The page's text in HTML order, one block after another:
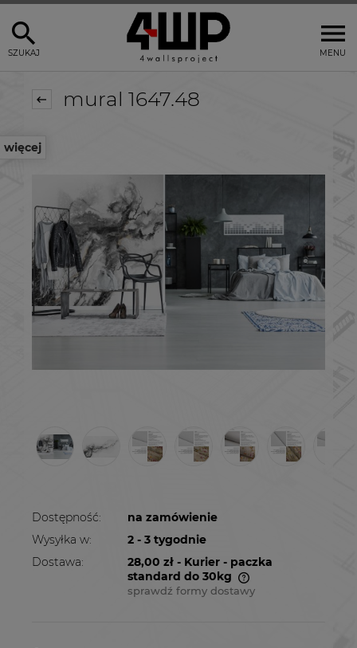
MENU
SZUKAJ
więcej
mural 1647.48
Dostępność:
na zamówienie
Wysyłka w:
2 - 3 tygodnie
Dostawa:
28,00 zł - Kurier - paczka
standard do 30kg
Cena nie zawiera ewentualnych kosztów
sprawdź formy dostawy